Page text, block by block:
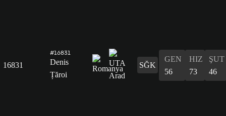
16831
#16831
Denis
Țăroi
SĞK
GEN
56
HIZ
73
ŞUT
46